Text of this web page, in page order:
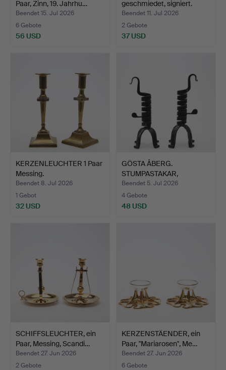
Paar, Zinn, 19. Jahrhu…
Beendet 15. Jul 2026
6 Gebote
56 USD
geschmiedet, signiert.
Beendet 11. Jul 2026
2 Gebote
37 USD
KERZENLEUCHTER 1 Paar
Messing.
Beendet 8. Jul 2026
1 Gebot
32 USD
GÖSTA ÅBERG.
STUMPASTAKAR,
geschmiedet, mi…
Beendet 5. Jul 2026
4 Gebote
48 USD
SCHIFFSLEUCHTER, ein
Paar, Messing, Scandi…
Beendet 27. Jun 2026
2 Gebote
KERZENSTÄENDER, ein
Paar, "Mariarosen", Me…
Beendet 27. Jun 2026
6 Gebote